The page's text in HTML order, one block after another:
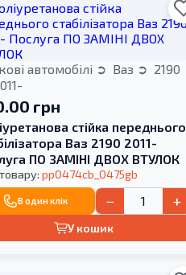
автомобілі Ваз
2190
грн
стійка переднього
Ваз 2190 2011-
ПО ЗАМІНІ ДВОХ ВТУЛОК
pp0474cb_0475gb
В один клік − +
У кошик